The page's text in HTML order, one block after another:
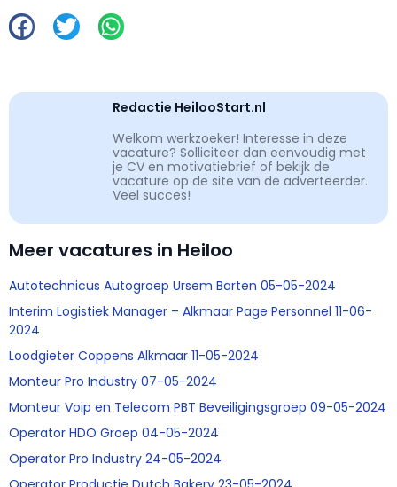
Redactie HeilooStart.nl
Welkom werkzoeker! Interesse in deze
vacature? Solliciteer dan eenvoudig met
je CV en motivatiebrief of bekijk de
vacature op de site van de adverteerder.
Veel succes!
Meer vacatures in Heiloo
Autotechnicus Autogroep Ursem Barten 05-05-2024
Interim Logistiek Manager – Alkmaar Page Personnel 11-06-
2024
Loodgieter Coppens Alkmaar 11-05-2024
Monteur Pro Industry 07-05-2024
Monteur Voip en Telecom PBT Beveiligingsgroep 09-05-2024
Operator HDO Groep 04-05-2024
Operator Pro Industry 24-05-2024